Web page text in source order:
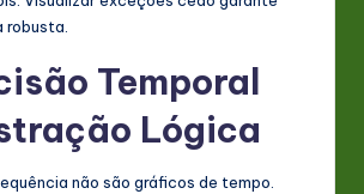
robusta.
Temporal
Lógica
não são gráficos de tempo.